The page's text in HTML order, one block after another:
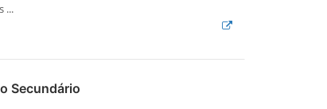
...
Secundário